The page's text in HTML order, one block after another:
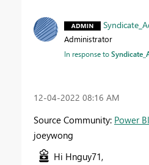
Administrator
In response to
‎12-04-2022 08:16 AM
Source Community: Power BI
joeywong
Hi Hnguy71,